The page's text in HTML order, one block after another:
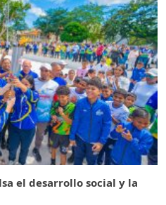
el desarrollo social y la